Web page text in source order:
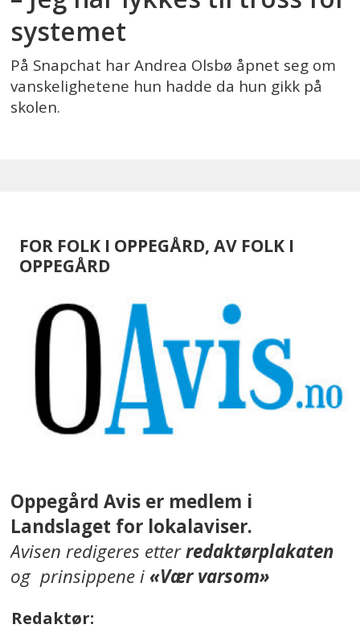
systemet
På Snapchat har Andrea Olsbø åpnet seg om
vanskelighetene hun hadde da hun gikk på
skolen.
FOR FOLK I OPPEGÅRD, AV FOLK I
OPPEGÅRD
Oppegård Avis er medlem i
Landslaget for lokalaviser.
Avisen redigeres etterredaktørplakaten
og prinsippene i«Vær varsom»
Redaktør: